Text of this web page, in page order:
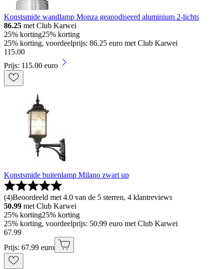
Konstsmide wandlamp Monza geanodiseerd aluminium 2-lichts
86.25 met Club Karwei
25% korting25% korting
25% korting, voordeelprijs: 86.25 euro met Club Karwei
115.00
Prijs: 115.00 euro
Konstsmide buitenlamp Milano zwart up
(4)Beoordeeld met 4.0 van de 5 sterren, 4 klantreviews
50.99 met Club Karwei
25% korting25% korting
25% korting, voordeelprijs: 50.99 euro met Club Karwei
67.99
Prijs: 67.99 euro